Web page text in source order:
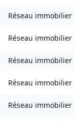
Réseau immobilier
Réseau immobilier
Réseau immobilier
Réseau immobilier
Réseau immobilier